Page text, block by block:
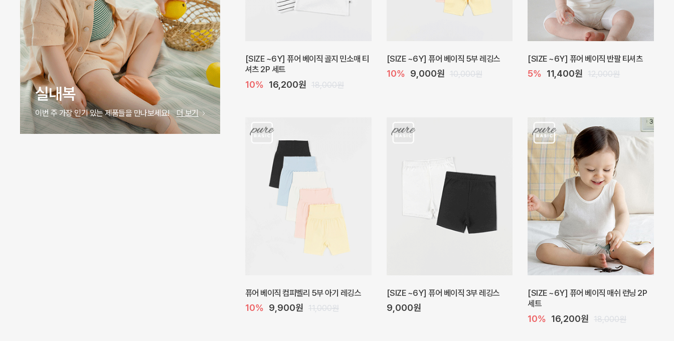
원피스
이번 주 가장 인기 있는 제품들을 만나보세요! 더 보기
캐더린 뷔스티에 미니 아기 원피스
10% 24,300원
[SIZE ~6Y] 베르 원피스
10% 28,800원 32,000원
프로리 뷔스티에 미니 아기 원피스
20% 20,800원 26,000원
20% 29,600원 37,000원 5% 39,000원 41,000원 20% 27,200원 34,000원